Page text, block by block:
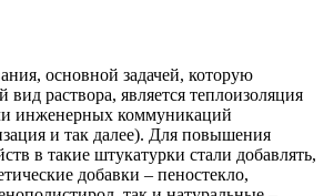
основной задачей, которую
вид раствора, является теплоизоляция
инженерных коммуникаций
и так далее). Для повышения
в такие штукатурки стали добавлять,
добавки – пеностекло,